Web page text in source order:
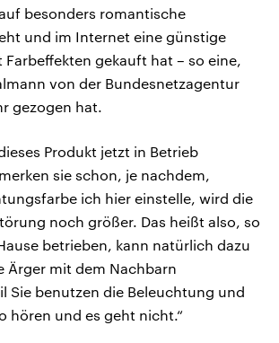
besonders romantische
und im Internet eine günstige
gekauft hat – so eine,
von der Bundesnetzagentur
gezogen hat.
Produkt jetzt in Betrieb
sie schon, je nachdem,
ich hier einstelle, wird die
noch größer. Das heißt also, so
betrieben, kann natürlich dazu
Ärger mit dem Nachbarn
Sie benutzen die Beleuchtung und
hören und es geht nicht.“